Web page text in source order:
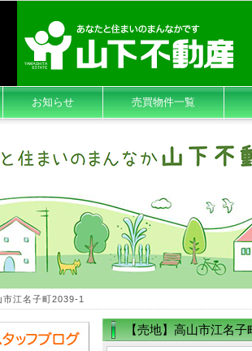
お知らせ 売買物件一覧
市江名子町2039-1
【売地】高山市江名子